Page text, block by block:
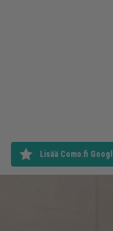
Lisää Como.fi